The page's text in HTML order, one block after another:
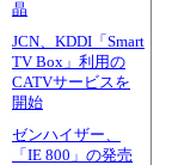
晶
JCN、KDDI「Smart
TV Box」利用の
CATVサービスを
開始
ゼンハイザー、
「IE 800」の発売